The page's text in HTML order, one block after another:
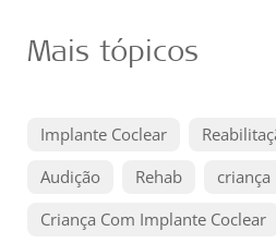
Mais tópicos
Implante Coclear
Audição
Rehab criança
Criança Com Implante Coclear